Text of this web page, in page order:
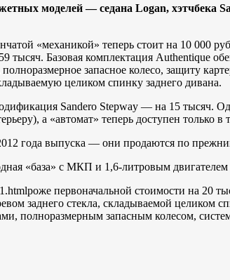
моделей — седана Logan, хэтчбека
«механикой» теперь стоит на 10
Базовая комплектация Authentique
запасное колесо, защиту
целиком спинку заднего дивана.
Sandero Stepway — на 15 тысяч.
а «автомат» теперь доступен только в
года выпуска — они продаются по
«база» с МКП и 1,6-литровым двигателем
первоначальной стоимости на 20
заднего стекла, складываемой
полноразмерным запасным колесом,